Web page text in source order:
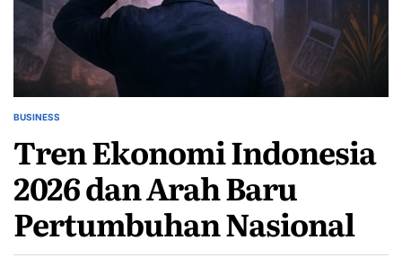
POSTED
BUSINESS
Tren Ekonomi Indonesia
2026 dan Arah Baru
Pertumbuhan Nasional